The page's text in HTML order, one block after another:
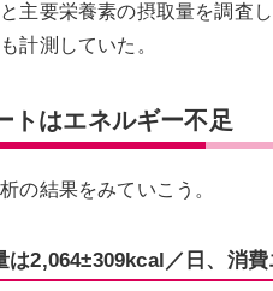
主要栄養素の摂取量を調査
計測していた。
トはエネルギー不足
の結果をみていこう。
は2,064±309kcal／日、消